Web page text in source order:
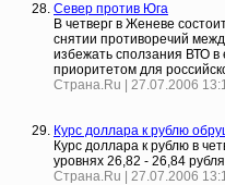
Север против Юга
В четверг в Женеве
снятии противоречий
избежать сползания ВТО в
приоритетом для
Страна.Ru | 27.07.2006
Курс доллара к рублю
Курс доллара к рублю в
уровнях 26,82 - 26,84
Страна.Ru | 27.07.2006